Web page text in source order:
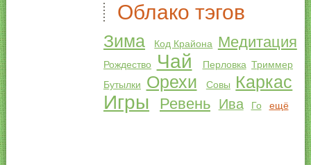
Облако тэгов
Зима Код Крайона Медитация
Рождество Чай Перловка Триммер
Бутылки
Орехи Совы Каркас
Игры Ревень Ива Го ещё